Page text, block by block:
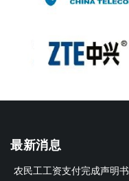
最新消息
农民工工资支付完成声明书